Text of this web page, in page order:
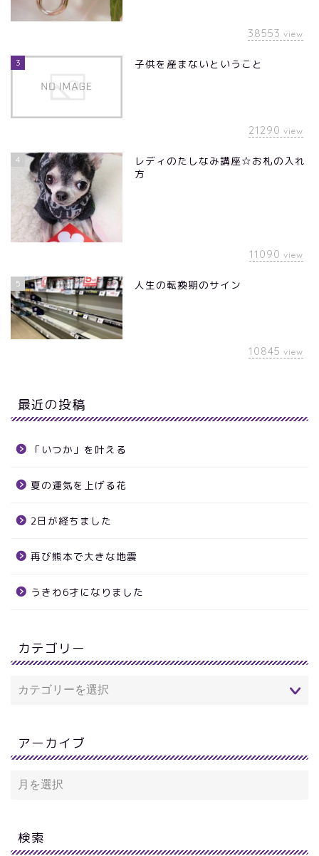
38553 view
3 子供を産まないということ
21290 view
4
レディのたしなみ講座☆お札の入れ
方
11090 view
5 人生の転換期のサイン
10845 view
最近の投稿
「いつか」を叶える
夏の運気を上げる花
2日が経ちました
再び熊本で大きな地震
うきわ6才になりました
カテゴリー
アーカイブ
検索